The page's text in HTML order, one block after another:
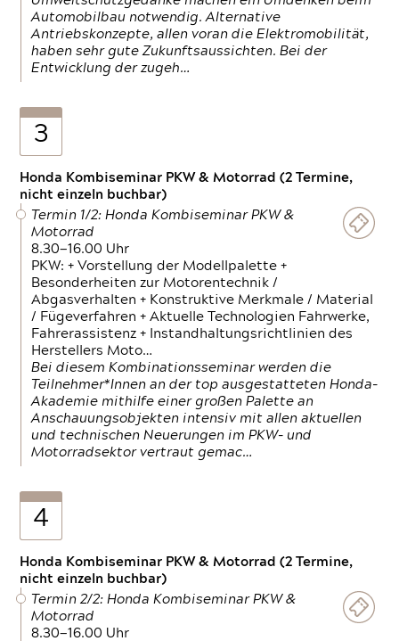
Automobilbau notwendig. Alternative
Antriebskonzepte, allen voran die Elektromobilität,
haben sehr gute Zukunftsaussichten. Bei der
Entwicklung der zugeh…
3
Honda Kombiseminar PKW & Motorrad (2 Termine,
nicht einzeln buchbar)
Termin 1/2: Honda Kombiseminar PKW &
Motorrad
8.30—16.00 Uhr
PKW: + Vorstellung der Modellpalette +
Besonderheiten zur Motorentechnik /
Abgasverhalten + Konstruktive Merkmale / Material
/ Fügeverfahren + Aktuelle Technologien Fahrwerke,
Fahrerassistenz + Instandhaltungsrichtlinien des
Herstellers Moto…
Bei diesem Kombinationsseminar werden die
Teilnehmer*Innen an der top ausgestatteten Honda-
Akademie mithilfe einer großen Palette an
Anschauungsobjekten intensiv mit allen aktuellen
und technischen Neuerungen im PKW- und
Motorradsektor vertraut gemac…
4
Honda Kombiseminar PKW & Motorrad (2 Termine,
nicht einzeln buchbar)
Termin 2/2: Honda Kombiseminar PKW &
Motorrad
8.30—16.00 Uhr